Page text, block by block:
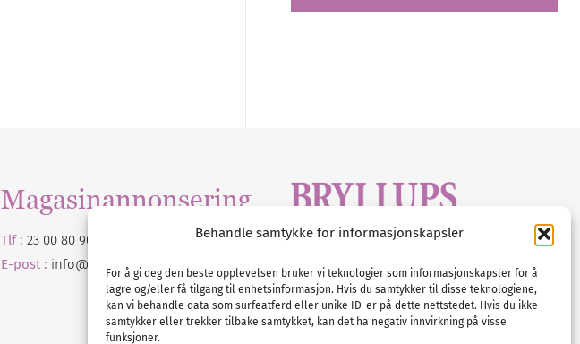
Behandle samtykke for informasjonskapsler
For å gi deg den beste opplevelsen bruker vi teknologier som informasjonskapsler for å
lagre og/eller få tilgang til enhetsinformasjon. Hvis du samtykker til disse teknologiene,
kan vi behandle data som surfeatferd eller unike ID-er på dette nettstedet. Hvis du ikke
samtykker eller trekker tilbake samtykket, kan det ha negativ innvirkning på visse
funksjoner.
Magasinannonsering
Tlf : 23 00 80 90
E-post : info@ nordicbridalmedia
E-post :info@nordicbridalmedia.com
Bryllupsmagasinet Norge
© All rights reserved.
VAT: NO911740648